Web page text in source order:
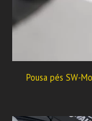
Pousa pés SW-